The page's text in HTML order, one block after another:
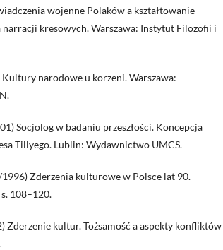
wojenne Polaków a kształtowanie
kresowych. Warszawa: Instytut Filozofii i
narodowe u korzeni. Warszawa:
Socjolog w badaniu przeszłości. Koncepcja
Tillyego. Lublin: Wydawnictwo UMCS.
Zderzenia kulturowe w Polsce lat 90.
108–120.
Zderzenie kultur. Tożsamość a aspekty konfliktów